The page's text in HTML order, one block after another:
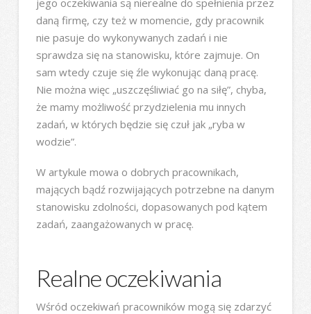
daną firmę, czy też w momencie, gdy pracownik
nie pasuje do wykonywanych zadań i nie
sprawdza się na stanowisku, które zajmuje. On
sam wtedy czuje się źle wykonując daną pracę.
Nie można więc „uszczęśliwiać go na siłę”, chyba,
że mamy możliwość przydzielenia mu innych
zadań, w których będzie się czuł jak „ryba w
wodzie”.
W artykule mowa o dobrych pracownikach,
mających bądź rozwijających potrzebne na danym
stanowisku zdolności, dopasowanych pod kątem
zadań, zaangażowanych w pracę.
Realne oczekiwania
Wśród oczekiwań pracowników mogą się zdarzyć